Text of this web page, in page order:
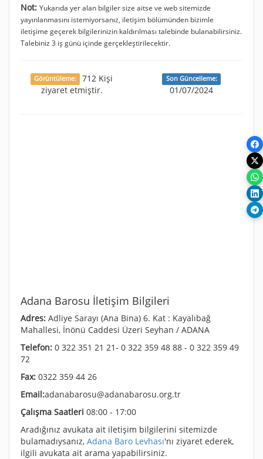
Not: Yukarıda yer alan bilgiler size aitse ve web sitemizde
yayınlanmasını istemiyorsanız, iletişim bölümünden bizimle
iletişime geçerek bilgilerinizin kaldırılması talebinde bulanabilirsiniz.
Talebiniz 3 iş günü içinde gerçekleştirilecektir.
Görüntüleme:
712 Kişi
ziyaret etmiştir.
Son Güncelleme:
01/07/2024
Adana Barosu İletişim Bilgileri
Adres: Adliye Sarayı (Ana Bina) 6. Kat : Kayalıbağ
Mahallesi, İnönü Caddesi Üzeri Seyhan / ADANA
Telefon: 0 322 351 21 21- 0 322 359 48 88 - 0 322 359 49
72
Fax: 0322 359 44 26
Email:adanabarosu@adanabarosu.org.tr
Çalışma Saatleri 08:00 - 17:00
Aradığınız avukata ait iletişim bilgilerini sitemizde
bulamadıysanız, Adana Baro Levhası'nı ziyaret ederek,
ilgili avukata ait arama yapabilirsiniz.